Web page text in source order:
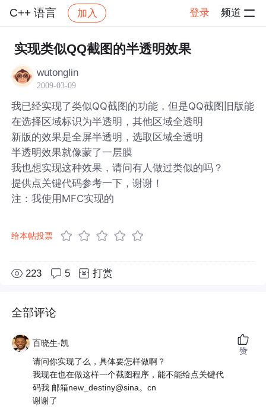
C++ 语言 加入 登录 频道
社区 C++ 语言 帖子详情
实现类似QQ截图的半透明效果
wutonglin
2009-03-09
我已经实现了类似QQ截图的功能，但是QQ截图旧版能
在选择区域标识为半透明，其他区域全透明
新版的效果是全屏半透明，选取区域全透明
半透明效果就像蒙了一层膜
我也想实现这种效果，请问有人做过类似的吗？
提供点关键代码参考一下，谢谢！
注：我使用MFC实现的
给本帖投票
223 5 打赏
全部评论
百晓生-凯
请问你实现了么，具体要怎样做啊？
我现在也在做这样一个截图程序，能不能给点关键代
码我 邮箱new_destiny@sina。cn
谢谢了
赞